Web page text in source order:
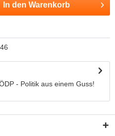
In den Warenkorb
- Politik aus einem Guss!